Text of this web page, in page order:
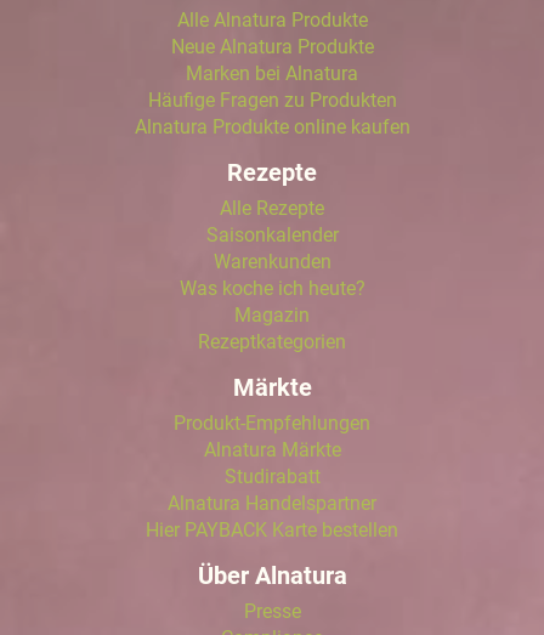
Alle Alnatura Produkte
Neue Alnatura Produkte
Marken bei Alnatura
Häufige Fragen zu Produkten
Alnatura Produkte online kaufen
Rezepte
Alle Rezepte
Saisonkalender
Warenkunden
Was koche ich heute?
Magazin
Rezeptkategorien
Märkte
Produkt-Empfehlungen
Alnatura Märkte
Studirabatt
Alnatura Handelspartner
Hier PAYBACK Karte bestellen
Über Alnatura
Presse